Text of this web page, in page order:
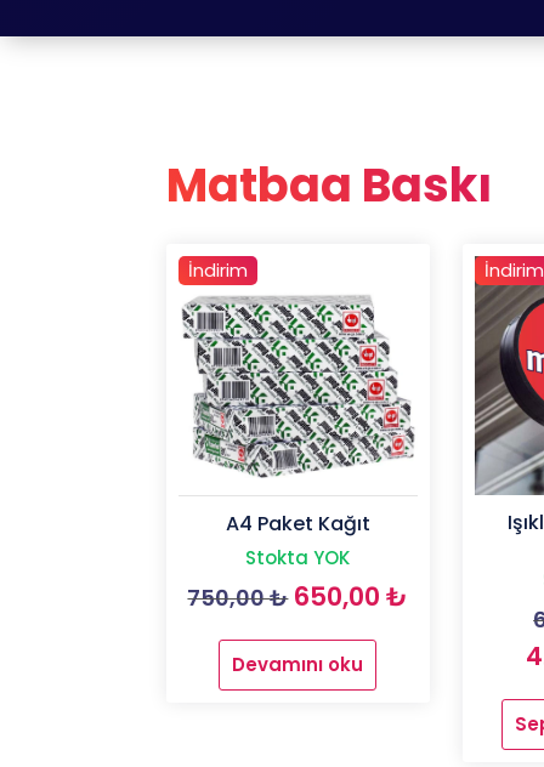
Matbaa Baskı
İndirim
A4 Paket Kağıt
Stokta YOK
750,00₺ Orijinal
fiyat:
750,00 ₺.
650,00₺
650,00 ₺.
Devamını oku
İndirim